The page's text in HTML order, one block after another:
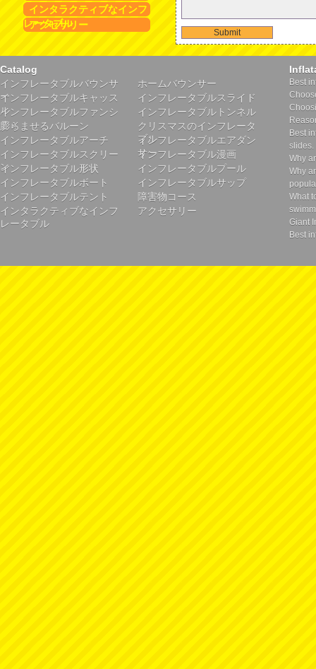
インタラクティブなインフ
レータブル
アクセサリー
Submit
Catalog
インフレータブルバウンサ
ー
ホームバウンサー
インフレータブルキャッス
ル
インフレータブルスライド
インフレータブルファンシ
ティ
インフレータブルトンネル
膨らませるバルーン
クリスマスのインフレータ
ブル
インフレータブルアーチ
インフレータブルエアダン
サー
インフレータブルスクリー
ン
インフレータブル漫画
インフレータブル形状
インフレータブルプール
インフレータブルボート
インフレータブルサップ
インフレータブルテント
障害物コース
インタラクティブなインフ
レータブル
アクセサリー
Best
Best
slides.
Why
Why
What
Giant
Best